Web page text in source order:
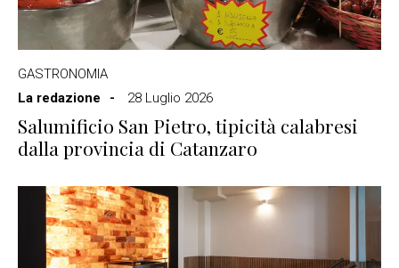
GASTRONOMIA
La redazione
28 Luglio 2026
Salumificio San Pietro, tipicità calabresi
dalla provincia di Catanzaro